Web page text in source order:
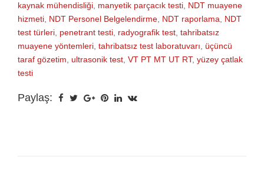
kaynak mühendisliği, manyetik parçacık testi, NDT muayene
hizmeti, NDT Personel Belgelendirme, NDT raporlama, NDT
test türleri, penetrant testi, radyografik test, tahribatsız
muayene yöntemleri, tahribatsız test laboratuvarı, üçüncü
taraf gözetim, ultrasonik test, VT PT MT UT RT, yüzey çatlak
testi
Paylaş: